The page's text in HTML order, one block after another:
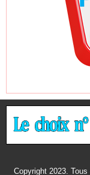
Copyright 2023.